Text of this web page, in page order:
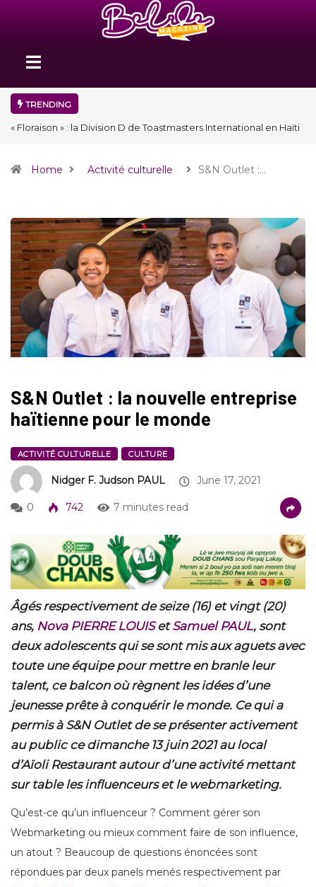
TRENDING
« Floraison » : la Division D de Toastmasters International en Haïti
Home Activité culturelle S&N Outlet :…
S&N Outlet : la nouvelle entreprise
haïtienne pour le monde
ACTIVITÉ CULTURELLE CULTURE
Nidger F. Judson PAUL June 17, 2021
0 742 7 minutes read
Âgés respectivement de seize (16) et vingt (20)
ans, Nova PIERRE LOUISetSamuel PAUL, sont
deux adolescents qui se sont mis aux aguets avec
toute une équipe pour mettre en branle leur
talent, ce balcon où règnent les idées d’une
jeunesse prête à conquérir le monde. Ce qui a
permis à S&N Outlet de se présenter activement
au public ce dimanche 13 juin 2021 au local
d’Aïoli Restaurant autour d’une activité mettant
sur table les influenceurs et le webmarketing.
Qu’est-ce qu’un influenceur ? Comment gérer son
Webmarketing ou mieux comment faire de son influence,
un atout ? Beaucoup de questions énoncées sont
répondues par deux panels menés respectivement par